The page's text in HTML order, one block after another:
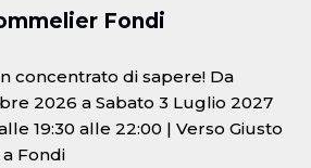
Fondi
concentrato di sapere! Da
2026 a Sabato 3 Luglio 2027
19:30 alle 22:00 | Verso Giusto
a Fondi